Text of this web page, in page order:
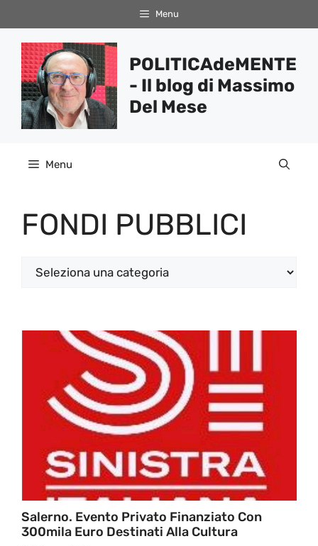
al
contenuto
Menu
POLITICAdeMENTE
- Il blog di Massimo
Del Mese
Menu
FONDI PUBBLICI
Categorie
Salerno. Evento Privato Finanziato Con
300mila Euro Destinati Alla Cultura